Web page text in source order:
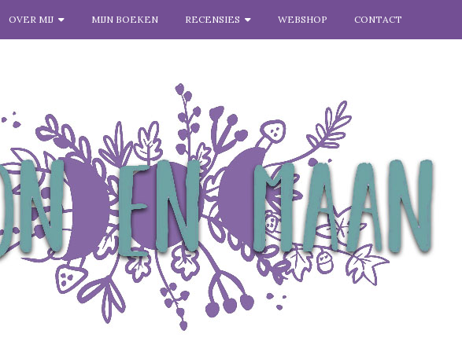
OVER MIJ MIJN BOEKEN RECENSIES WEBSHOP CONTACT